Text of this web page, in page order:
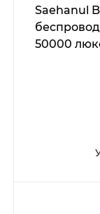
Saehanul
50000